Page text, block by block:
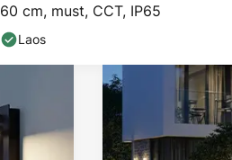
60 cm, must, CCT, IP65
Laos